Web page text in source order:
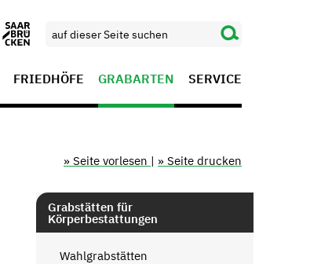
FRIEDHÖFE GRABARTEN SERVICE
» Seite vorlesen | » Seite drucken
Grabstätten für
Körperbestattungen
Wahlgrabstätten